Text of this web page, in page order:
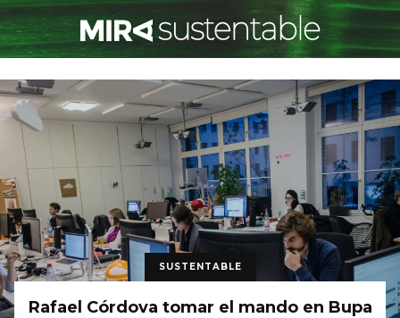
SUSTENTABLE
Rafael Córdova tomar el mando en Bupa